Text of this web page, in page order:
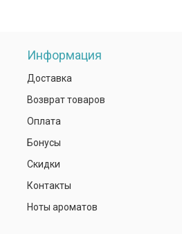
Информация
Доставка
Возврат товаров
Оплата
Бонусы
Скидки
Контакты
Ноты ароматов